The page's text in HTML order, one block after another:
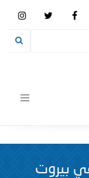
Toggle
بيروت